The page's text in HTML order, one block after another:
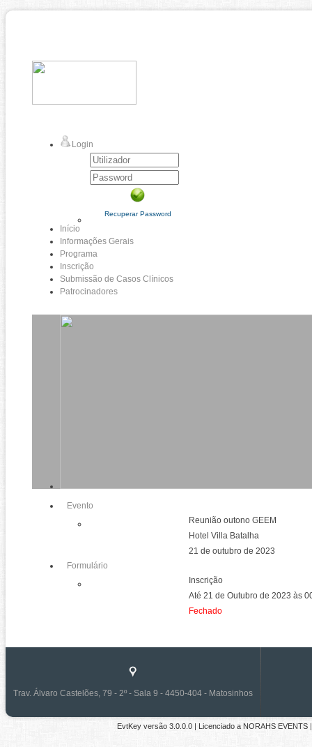
Login
Recuperar Password
Início
Informações Gerais
Programa
Inscrição
Submissão de Casos Clínicos
Patrocinadores
Evento
Reunião outono GEEM
Hotel Villa Batalha
21 de outubro de 2023
Formulário
Inscrição
Até 21 de Outubro de 2023 às
Fechado
Trav. Álvaro Castelões, 79 - 2º - Sala 9 - 4450-404 - Matosinhos
EvtKey versão 3.0.0.0| Licenciado a NORAHS EVENTS